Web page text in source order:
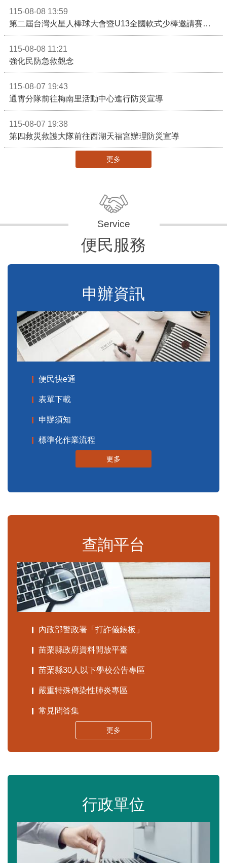
115-08-08 13:59
第二屆台灣火星人棒球大會暨U13全國軟式少棒邀請賽在苗栗舉辦
115-08-08 11:21
強化民防急救觀念
115-08-07 19:43
通霄分隊前往梅南里活動中心進行防災宣導
115-08-07 19:38
第四救災救護大隊前往西湖天福宮辦理防災宣導
更多
便民服務
申辦資訊
便民快e通
表單下載
申辦須知
標準化作業流程
更多
查詢平台
內政部警政署「打詐儀錶板」
苗栗縣政府資料開放平臺
苗栗縣30人以下學校公告專區
嚴重特殊傳染性肺炎專區
常見問答集
更多
行政單位